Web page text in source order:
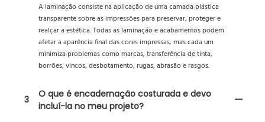
A laminação consiste na aplicação de uma camada plástica
transparente sobre as impressões para preservar, proteger e
realçar a estética. Todas as laminação e acabamentos podem
afetar a aparência final das cores impressas, mas cada um
minimiza problemas como marcas, transferência de tinta,
borrões, vincos, desbotamento, rugas, abrasão e rasgos.
3
O que é encadernação costurada e devo
incluí-la no meu projeto?